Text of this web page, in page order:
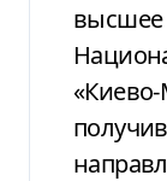
высшее